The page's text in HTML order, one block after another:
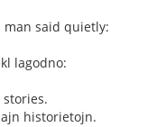
man said quietly:
lagodno:
stories.
historietojn.